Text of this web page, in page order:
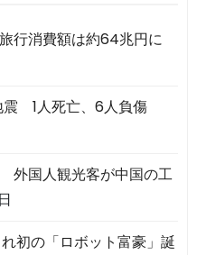
行消費額は約64兆円に
震 1人死亡、6人負傷
外国人観光客が中国の工
初の「ロボット富豪」誕